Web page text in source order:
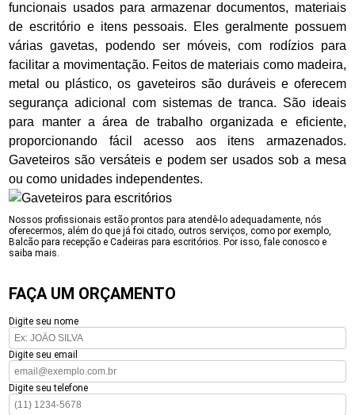
funcionais usados para armazenar documentos, materiais
de escritório e itens pessoais. Eles geralmente possuem
várias gavetas, podendo ser móveis, com rodízios para
facilitar a movimentação. Feitos de materiais como madeira,
metal ou plástico, os gaveteiros são duráveis e oferecem
segurança adicional com sistemas de tranca. São ideais
para manter a área de trabalho organizada e eficiente,
proporcionando fácil acesso aos itens armazenados.
Gaveteiros são versáteis e podem ser usados sob a mesa
ou como unidades independentes.
Nossos profissionais estão prontos para atendê-lo adequadamente, nós
oferecermos, além do que já foi citado, outros serviços, como por exemplo,
Balcão para recepção e Cadeiras para escritórios. Por isso, fale conosco e
saiba mais.
FAÇA UM ORÇAMENTO
Digite seu nome
Digite seu email
Digite seu telefone